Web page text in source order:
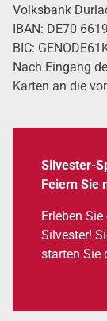
Volks­bank
IBAN: DE70
BIC:
Nach Ein­gang
Karten an die
Sil­ves­ter-
Fei­ern Sie
Erle­ben
Sil­ves­ter!
star­ten Sie